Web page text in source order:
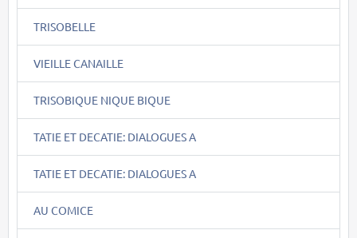
TRISOBELLE
VIEILLE CANAILLE
TRISOBIQUE NIQUE BIQUE
TATIE ET DECATIE: DIALOGUES A
TATIE ET DECATIE: DIALOGUES A
AU COMICE